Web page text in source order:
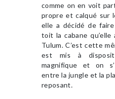
comme on en voit
propre et calqué sur
elle a décidé de
toit la cabane
Tulum. C’est cette
est mis à
magnifique et on
entre la jungle et la
reposant.